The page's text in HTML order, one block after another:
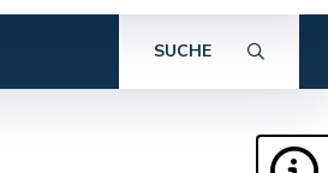
SUCHE